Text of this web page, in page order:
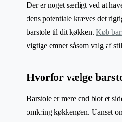
Der er noget særligt ved at
dens potentiale kræves det
barstole til dit køkken. Køb
vigtige emner såsom valg af
Hvorfor vælge
Barstole er mere end blot et
omkring køkkenøen. Uanset